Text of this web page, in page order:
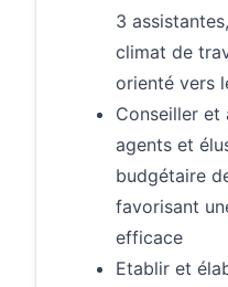
3
climat de
orienté vers
Conseiller et
agents et
budgétaire
favorisant
efficace
Etablir et